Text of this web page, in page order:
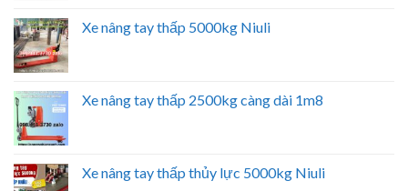
Xe nâng tay thấp 5000kg Niuli
Xe nâng tay thấp 2500kg càng dài 1m8
Xe nâng tay thấp thủy lực 5000kg Niuli